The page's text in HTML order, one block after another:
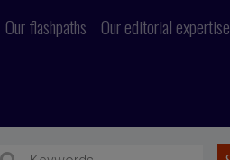
Our flashpaths Our editorial expertise